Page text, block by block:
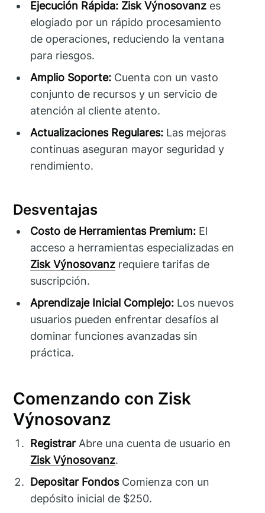
Ejecución Rápida: Zisk Výnosovanz es
elogiado por un rápido procesamiento
de operaciones, reduciendo la ventana
para riesgos.
Amplio Soporte: Cuenta con un vasto
conjunto de recursos y un servicio de
atención al cliente atento.
Actualizaciones Regulares: Las mejoras
continuas aseguran mayor seguridad y
rendimiento.
Desventajas
Costo de Herramientas Premium: El
acceso a herramientas especializadas en
Zisk Výnosovanz requiere tarifas de
suscripción.
Aprendizaje Inicial Complejo: Los nuevos
usuarios pueden enfrentar desafíos al
dominar funciones avanzadas sin
práctica.
Comenzando con Zisk
Výnosovanz
Registrar Abre una cuenta de usuario en
Zisk Výnosovanz.
Depositar FondosComienza con un
depósito inicial de $250.